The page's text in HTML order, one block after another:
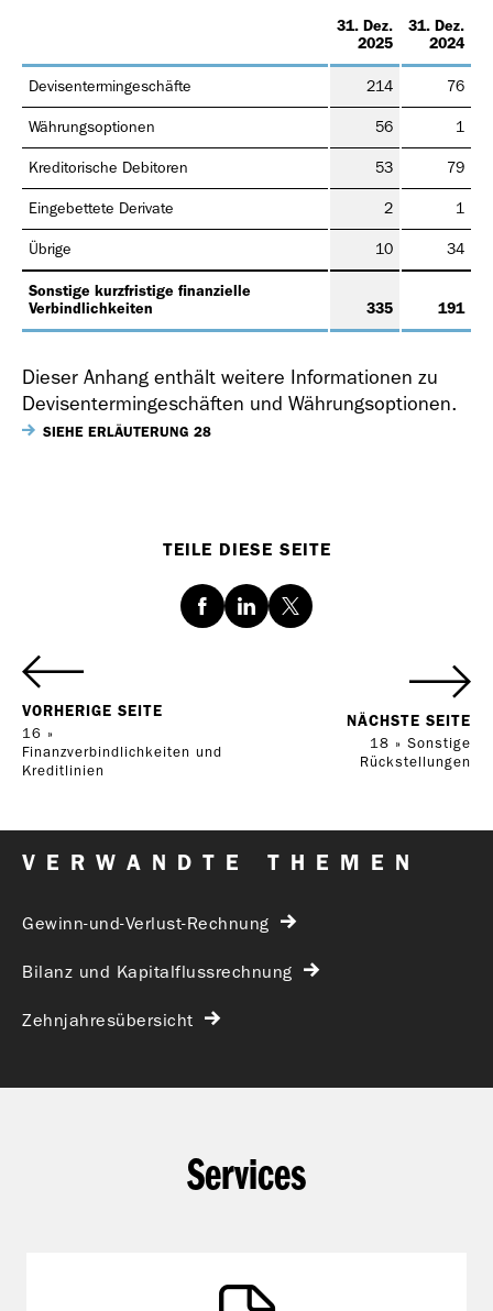
2020
Geschäfts­bericht
2019
Geschäfts­bericht
2017
31. Dez.
2025
31. Dez.
2024
Devisentermingeschäfte 214 76
Währungsoptionen 56 1
Kreditorische Debitoren 53 79
Eingebettete Derivate 2 1
Übrige 10 34
Sonstige kurzfristige finanzielle
Verbindlichkeiten
335 191
Dieser Anhang enthält weitere Informationen zu
Devisentermingeschäften und Währungsoptionen.
SIEHE ERLÄUTERUNG 28
TEILE DIESE SEITE
FacebookLinkedInTwitter
VORHERIGE SEITE
16 »
Finanzverbindlichkeiten und
Kreditlinien
NÄCHSTE SEITE
18 » Sonstige
Rückstellungen
VERWANDTE THEMEN
Gewinn-und-Verlust-Rechnung
Bilanz und Kapitalflussrechnung
Zehnjahresübersicht
Services